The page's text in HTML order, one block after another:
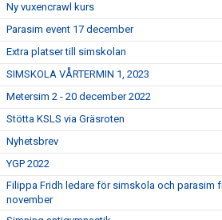
Ny vuxencrawl kurs
Parasim event 17 december
Extra platser till simskolan
SIMSKOLA VÅRTERMIN 1, 2023
Metersim 2 - 20 december 2022
Stötta KSLS via Gräsroten
Nyhetsbrev
YGP 2022
Filippa Fridh ledare för simskola och parasim
november